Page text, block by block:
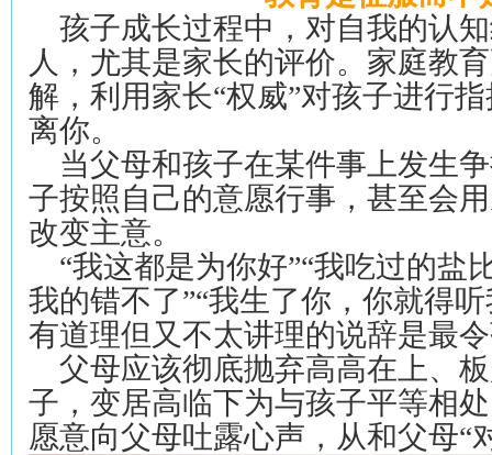
孩子成长过程中，对自我的认
人，尤其是家长的评价。家庭教
解，利用家长“权威”对孩子进行
离你。
当父母和孩子在某件事上发生
子按照自己的意愿行事，甚至会
改变主意。
“我这都是为你好”“我吃过的盐
我的错不了”“我生了你，你就得
有道理但又不太讲理的说辞是最
父母应该彻底抛弃高高在上、
子，变居高临下为与孩子平等相
愿意向父母吐露心声，从和父母“